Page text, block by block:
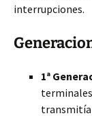
interrupciones.
1ª